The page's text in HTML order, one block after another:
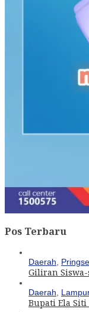
Pos Terbaru
Daerah,
Giliran
Daerah,
Bupati Ela